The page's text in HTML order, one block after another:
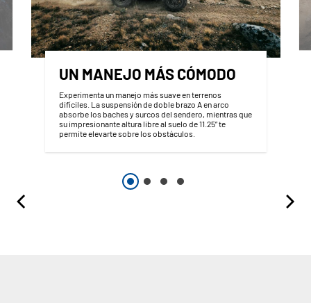
UN MANEJO MÁS CÓMODO
Experimenta un manejo más suave en terrenos
difíciles. La suspensión de doble brazo A en arco
absorbe los baches y surcos del sendero, mientras que
su impresionante altura libre al suelo de 11.25” te
permite elevarte sobre los obstáculos.